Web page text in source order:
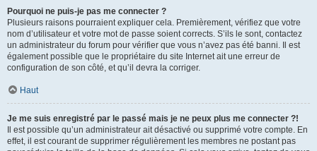
Pourquoi ne puis-je pas me connecter ?
Plusieurs raisons pourraient expliquer cela. Premièrement, vérifiez que votre
nom d’utilisateur et votre mot de passe soient corrects. S’ils le sont, contactez
un administrateur du forum pour vérifier que vous n’avez pas été banni. Il est
également possible que le propriétaire du site Internet ait une erreur de
configuration de son côté, et qu’il devra la corriger.
Haut
Je me suis enregistré par le passé mais je ne peux plus me connecter ?!
Il est possible qu’un administrateur ait désactivé ou supprimé votre compte. En
effet, il est courant de supprimer régulièrement les membres ne postant pas